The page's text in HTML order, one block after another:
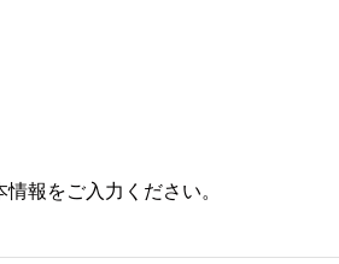
報をご入力ください。